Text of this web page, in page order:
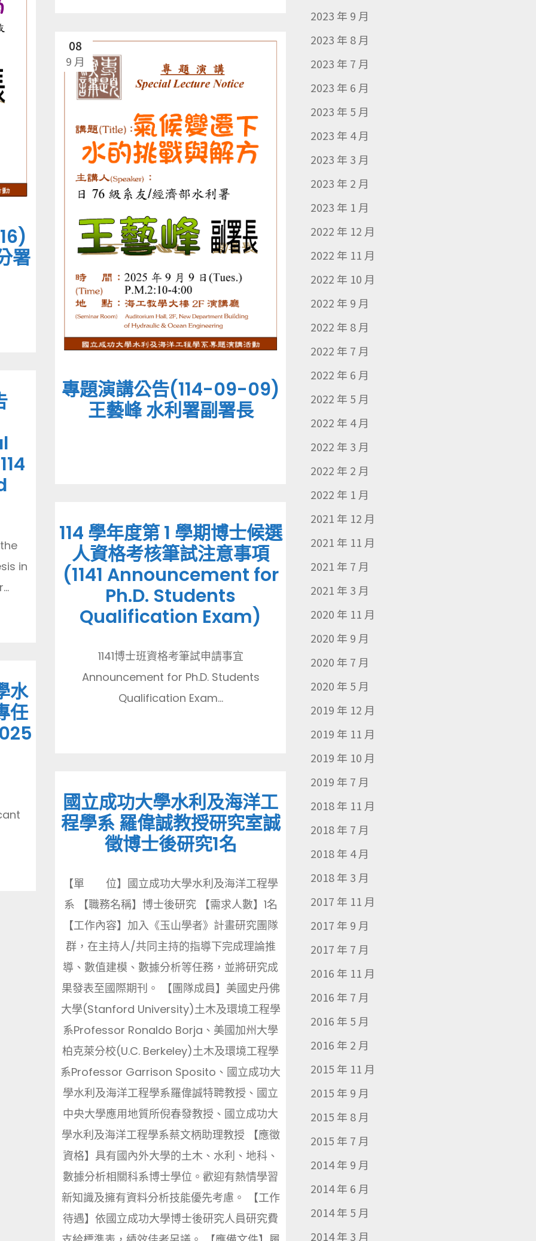
署
08
9 月
專題演講公告(114-09-09)
王藝峰 水利署副署長
in
114 學年度第 1 學期博士候選
人資格考核筆試注意事項
(1141 Announcement for
Ph.D. Students
Qualification Exam)
1141博士班資格考筆試申請事宜
Announcement for Ph.D. Students
Qualification Exam...
水
任
國立成功大學水利及海洋工
程學系 羅偉誠教授研究室誠
徵博士後研究1名
【單 位】國立成功大學水利及海洋工程學
系 【職務名稱】博士後研究 【需求人數】1名
【工作內容】加入《玉山學者》計畫研究團隊
群，在主持人/共同主持的指導下完成理論推
導、數值建模、數據分析等任務，並將研究成
果發表至國際期刊。 【團隊成員】美國史丹佛
大學(Stanford University)土木及環境工程學
系Professor Ronaldo Borja、美國加州大學
柏克萊分校(U.C. Berkeley)土木及環境工程學
系Professor Garrison Sposito、國立成功大
學水利及海洋工程學系羅偉誠特聘教授、國立
中央大學應用地質所倪春發教授、國立成功大
學水利及海洋工程學系蔡文柄助理教授 【應徵
資格】具有國內外大學的土木、水利、地科、
數據分析相關科系博士學位。歡迎有熱情學習
新知識及擁有資料分析技能優先考慮。 【工作
待遇】依國立成功大學博士後研究人員研究費
2023 年 9 月
2023 年 8 月
2023 年 7 月
2023 年 6 月
2023 年 5 月
2023 年 4 月
2023 年 3 月
2023 年 2 月
2023 年 1 月
2022 年 12 月
2022 年 11 月
2022 年 10 月
2022 年 9 月
2022 年 8 月
2022 年 7 月
2022 年 6 月
2022 年 5 月
2022 年 4 月
2022 年 3 月
2022 年 2 月
2022 年 1 月
2021 年 12 月
2021 年 11 月
2021 年 7 月
2021 年 3 月
2020 年 11 月
2020 年 9 月
2020 年 7 月
2020 年 5 月
2019 年 12 月
2019 年 11 月
2019 年 10 月
2019 年 7 月
2018 年 11 月
2018 年 7 月
2018 年 4 月
2018 年 3 月
2017 年 11 月
2017 年 9 月
2017 年 7 月
2016 年 11 月
2016 年 7 月
2016 年 5 月
2016 年 2 月
2015 年 11 月
2015 年 9 月
2015 年 8 月
2015 年 7 月
2014 年 9 月
2014 年 6 月
2014 年 5 月
2014 年 3 月